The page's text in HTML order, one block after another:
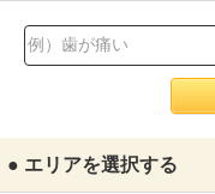
● エリアを選択する